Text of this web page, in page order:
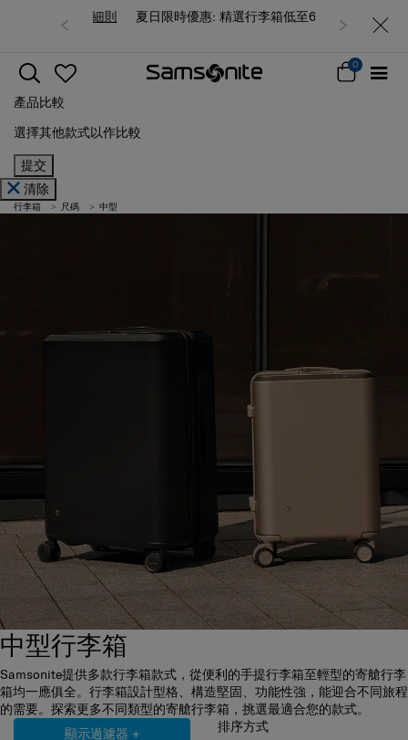
夏日限時優惠: 精選行李箱低至6折
產品比較
清除
行李箱
中型行李箱
Samsonite提供多款行李箱款式，從便利的手提行李箱至輕型的寄艙行李
箱均一應俱全。行李箱設計型格、構造堅固、功能性強，能迎合不同旅程
的需要。探索更多不同類型的寄艙行李箱，挑選最適合您的款式。
顯示過濾器 + 排序方式